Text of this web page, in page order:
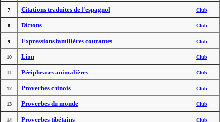
7 Citations traduites de l'espagnol Club
8 Dictons Club
9 Expressions familières courantes Club
10 Lion Club
11 Périphrases animalières Club
12 Proverbes chinois Club
13 Proverbes du monde Club
14 Proverbes tibétains Club